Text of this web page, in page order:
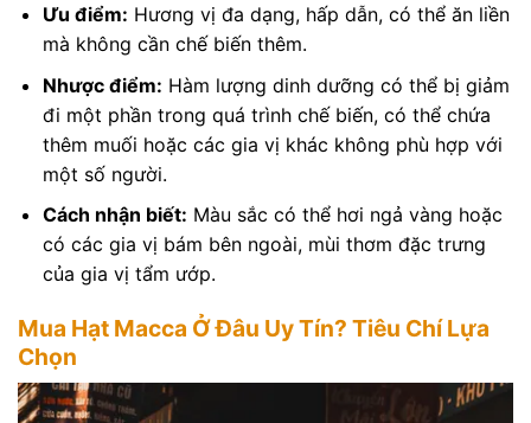
Ưu điểm: Hương vị đa dạng, hấp dẫn, có thể ăn liền
mà không cần chế biến thêm.
Nhược điểm: Hàm lượng dinh dưỡng có thể bị giảm
đi một phần trong quá trình chế biến, có thể chứa
thêm muối hoặc các gia vị khác không phù hợp với
một số người.
Cách nhận biết: Màu sắc có thể hơi ngả vàng hoặc
có các gia vị bám bên ngoài, mùi thơm đặc trưng
của gia vị tẩm ướp.
Mua Hạt Macca Ở Đâu Uy Tín? Tiêu Chí Lựa
Chọn